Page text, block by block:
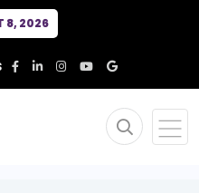
8, 2026